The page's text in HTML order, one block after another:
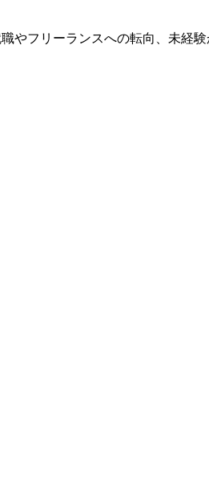
やフリーランスへの転向、未経験